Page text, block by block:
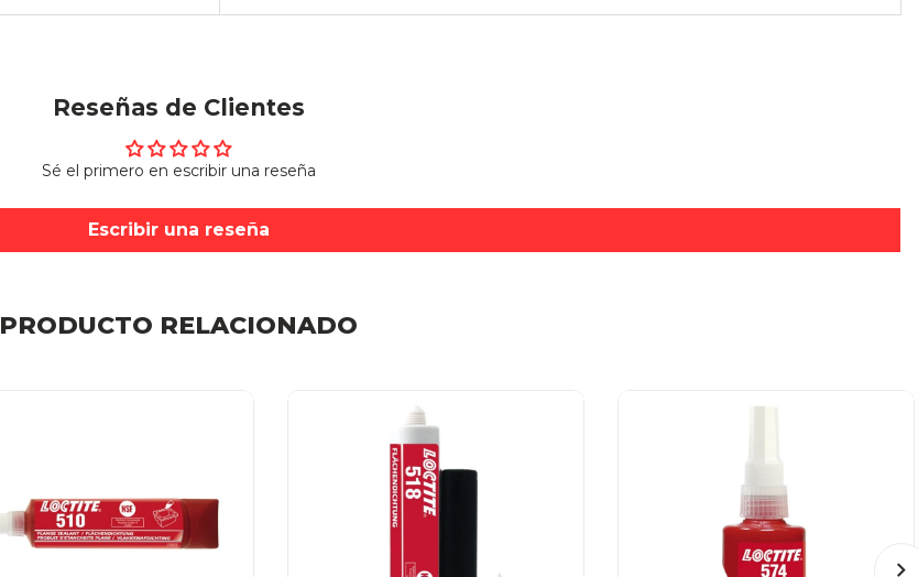
Reseñas de Clientes
Sé el primero en escribir una reseña
Escribir una reseña
PRODUCTO RELACIONADO